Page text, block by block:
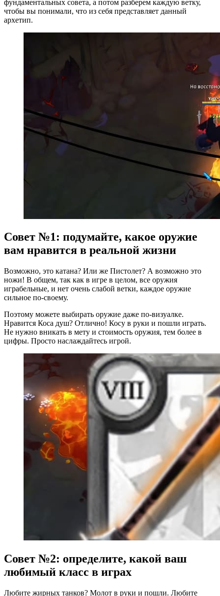
фундаментальных совета, а потом разберем каждую ветку,
чтобы вы понимали, что из себя представляет данный
архетип.
Совет №1: подумайте, какое оружие
вам нравится в реальной жизни
Возможно, это катана? Или же Пистолет? А возможно это
ножи! В общем, так как в игре в целом, все оружия
играбельные, и нет очень слабой ветки, каждое оружие
сильное по-своему.
Поэтому можете выбирать оружие даже по-визуалке.
Нравится Коса душ? Отлично! Косу в руки и пошли играть.
Не нужно вникать в мету и стоимость оружия, тем более в
цифры. Просто наслаждайтесь игрой.
Совет №2: определите, какой ваш
любимый класс в играх
Любите жирных танков? Молот в руки и пошли. Любите